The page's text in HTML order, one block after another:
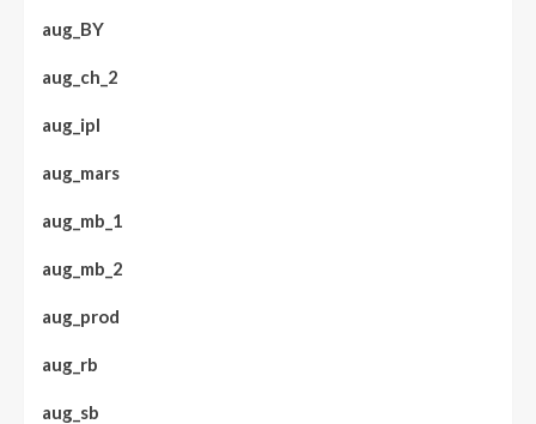
aug_BY
aug_ch_2
aug_ipl
aug_mars
aug_mb_1
aug_mb_2
aug_prod
aug_rb
aug_sb